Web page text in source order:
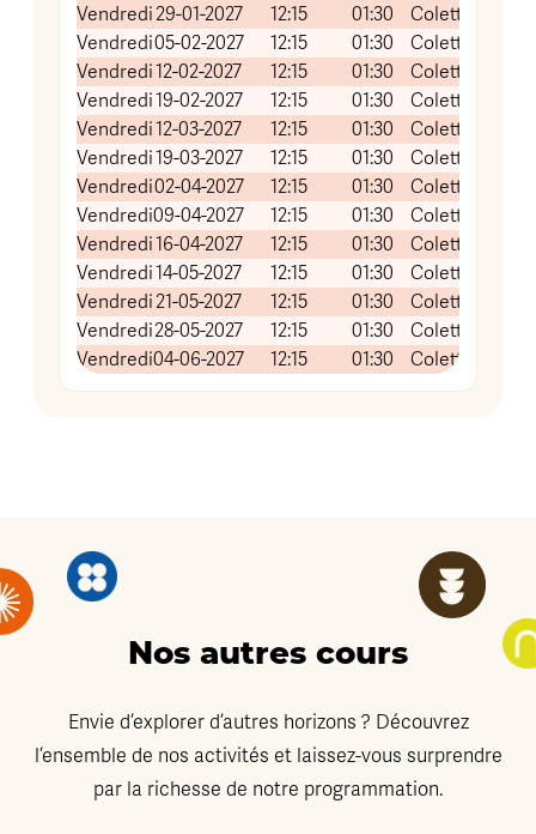
Vendredi 29-01-2027 12:15 01:30
Colette
Vendredi05-02-2027 12:15 01:30
Colette
Vendredi12-02-2027 12:15 01:30
Colette
Vendredi19-02-2027 12:15 01:30
Colette
Vendredi12-03-2027 12:15 01:30
Colette
Vendredi19-03-2027 12:15 01:30
Colette
Vendredi02-04-2027 12:15 01:30
Colette
Vendredi09-04-2027 12:15 01:30
Colette
Vendredi16-04-2027 12:15 01:30
Colette
Vendredi14-05-2027 12:15 01:30
Colette
Vendredi 21-05-2027 12:15 01:30
Colette
Vendredi28-05-2027 12:15 01:30
Colette
Vendredi04-06-2027 12:15 01:30 Colette
Nos autres cours
Envie d’explorer d’autres horizons ? Découvrez
l’ensemble de nos activités et laissez-vous surprendre
par la richesse de notre programmation.